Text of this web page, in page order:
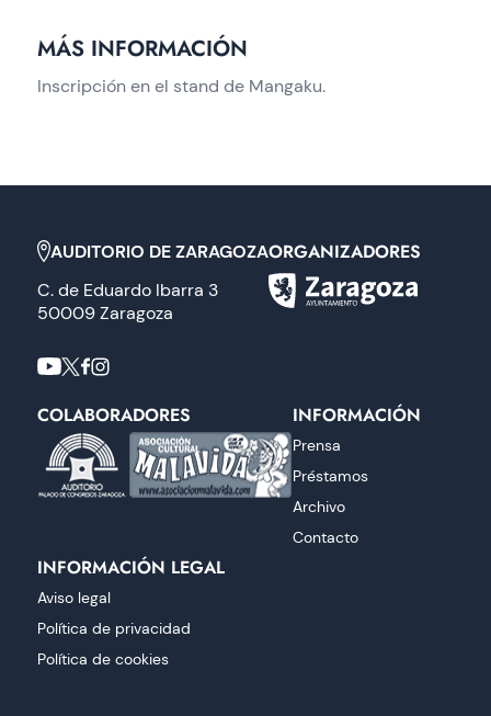
MÁS INFORMACIÓN
Inscripción en el stand de Mangaku.
AUDITORIO DE ZARAGOZA
C. de Eduardo Ibarra 3
50009 Zaragoza
ORGANIZADORES
COLABORADORES INFORMACIÓN
Prensa
Préstamos
Archivo
Contacto
INFORMACIÓN LEGAL
Aviso legal
Política de privacidad
Política de cookies